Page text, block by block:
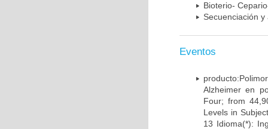
Bioterio-
Secuenciación
Eventos
Alzheimer en
Four; from
Levels in
13 Idioma(*):